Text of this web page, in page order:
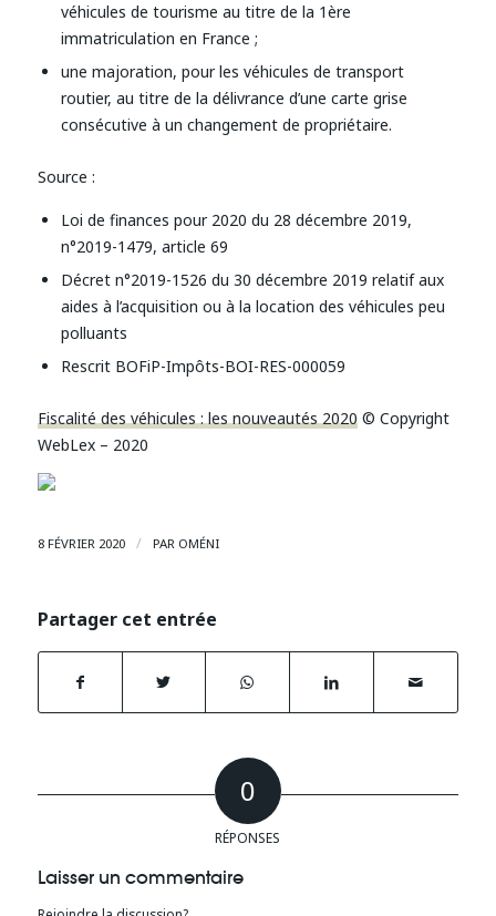
véhicules de tourisme au titre de la 1ère
immatriculation en France ;
une majoration, pour les véhicules de transport
routier, au titre de la délivrance d’une carte grise
consécutive à un changement de propriétaire.
Source :
Loi de finances pour 2020 du 28 décembre 2019,
n°2019-1479, article 69
Décret n°2019-1526 du 30 décembre 2019 relatif aux
aides à l’acquisition ou à la location des véhicules peu
polluants
Rescrit BOFiP-Impôts-BOI-RES-000059
Fiscalité des véhicules : les nouveautés 2020© Copyright
WebLex – 2020
8 FÉVRIER 2020 / PAR OMÉNI
Partager cet entrée
0
RÉPONSES
Laisser un commentaire